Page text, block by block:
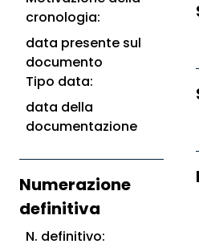
cronologia:
data presente sul
documento
Tipo data:
data della
documentazione
Numerazione
definitiva
N. definitivo: